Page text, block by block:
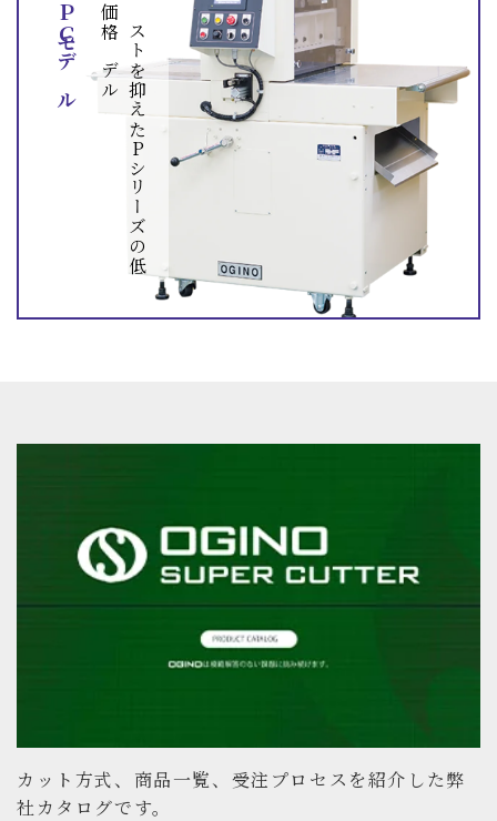
コ
ス
ト
を
抑
え
た
P
シ
リ
ー
ズ
の
低
価
格
モ
デ
ル
ＰＣモデル
カット方式、商品一覧、受注プロセスを紹介した弊
社カタログです。